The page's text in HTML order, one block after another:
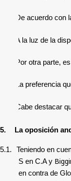
De acuerdo con
A la luz de la
Por otra parte,
La preferencia
Cabe destacar
5. La oposición
5.1. Teniendo en
S en C.A y
en contra de